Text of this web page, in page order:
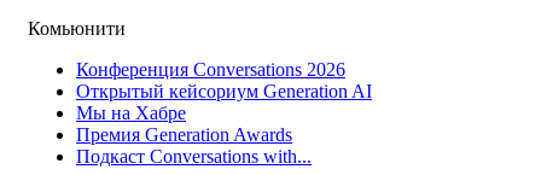
Комьюнити
Конференция Conversations 2026
Открытый кейсориум Generation AI
Мы на Хабре
Премия Generation Awards
Подкаст Conversations with...